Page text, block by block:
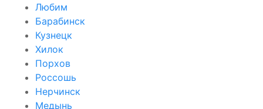
Любим
Барабинск
Кузнецк
Хилок
Порхов
Россошь
Нерчинск
Медынь